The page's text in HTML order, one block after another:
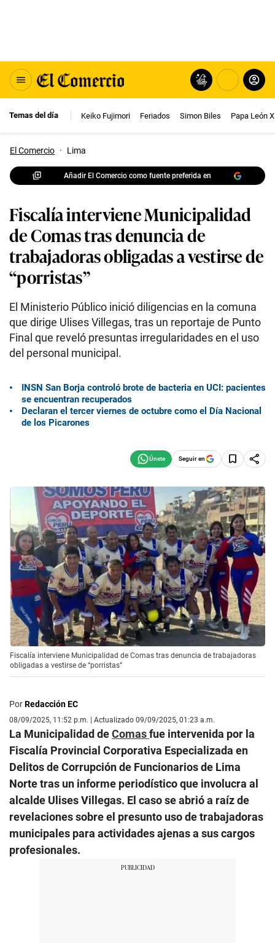
Temas del día Keiko Fujimori Feriados Simon Biles Papa León
El Comercio · Lima
Añadir El Comercio como fuente preferida en
Fiscalía interviene Municipalidad
de Comas tras denuncia de
trabajadoras obligadas a vestirse de
“porristas”
El Ministerio Público inició diligencias en la comuna
que dirige Ulises Villegas, tras un reportaje de Punto
Final que reveló presuntas irregularidades en el uso
del personal municipal.
INSN San Borja controló brote de bacteria en UCI: pacientes
se encuentran recuperados
Declaran el tercer viernes de octubre como el Día Nacional
de los Picarones
Seguir en
Fiscalía interviene Municipalidad de Comas tras denuncia de trabajadoras
obligadas a vestirse de “porristas”
PorRedacción EC
08/09/2025, 11:52 p.m. | Actualizado 09/09/2025, 01:23 a.m.
La Municipalidad deComasfue intervenida por la
Fiscalía Provincial Corporativa Especializada en
Delitos de Corrupción de Funcionarios de Lima
Norte tras un informe periodístico que involucra al
alcalde Ulises Villegas. El caso se abrió a raíz de
revelaciones sobre el presunto uso de trabajadoras
municipales para actividades ajenas a sus cargos
profesionales.